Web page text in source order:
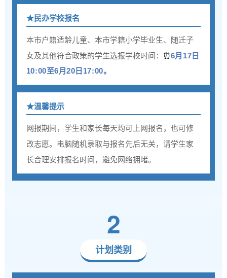
★民办学校报名
本市户籍适龄儿童、本市学籍小学毕业生、随迁子
女及其他符合政策的学生选报学校时间： ⏰6月17日
10:00至6月20日17:00。
★温馨提示
网报期间，学生和家长每天均可上网报名，也可修
改志愿。电脑随机录取与报名先后无关，请学生家
长合理安排报名时间，避免网络拥堵。
2
计划类别